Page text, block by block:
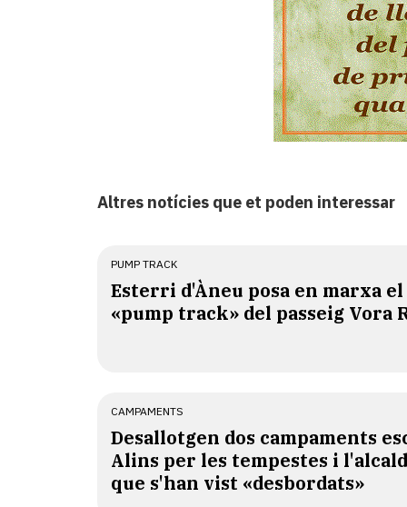
Altres notícies que et poden interessar
PUMP TRACK
Esterri d'Àneu posa en marxa
«pump track» del passeig Vora
CAMPAMENTS
​Desallotgen dos campaments
Alins per les tempestes i
que s'han vist «desbordats»